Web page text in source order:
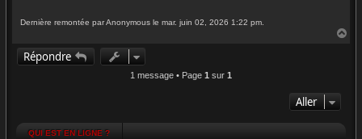
Dernière remontée par Anonymous le mar. juin 02, 2026 1:22 pm.
Répondre
1 message • Page 1 sur 1
Aller
QUI EST EN LIGNE ?